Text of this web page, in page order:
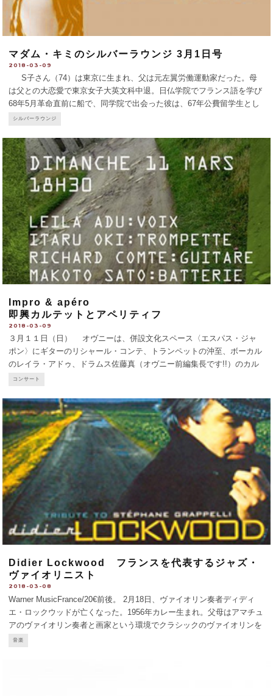
マダム・キミのシルバーラウンジ 3月1日号
2018-03-09
S子さん（74）は東京に生まれ、父は元左翼労働運動家だった。母
は父との大恋愛で東京女子大英文科中退。日仏学院でフランス語を学び
68年5月革命直前に船で、同学院で出会った彼は、67年公費留学生とし
て来仏。パリで数年付き合った後別れる。 来仏1年後に一人息子を出
シルバーラウンジ
Impro & apéro
即興カルテットとアペリティフ
2018-03-09
３月１１日（日） オヴニーは、併設文化スペース〈エスパス・ジャ
ポン〉にギターのリシャール・コンテ、トランペットの沖至、ボーカル
のレイラ・アドゥ、ドラムス佐藤真（オヴニー前編集長です!!）のカル
テットを迎えてコンサート。 レイラ・アドゥはニュージーランド出身
コンサート
Didier Lockwood フランスを代表するジャズ・
ヴァイオリニスト
2018-03-08
Warner MusicFrance/20€前後。 2月18日、ヴァイオリン奏者ディディ
エ・ロックウッドが亡くなった。1956年カレー生まれ。父母はアマチュ
アのヴァイオリン奏者と画家という環境でクラシックのヴァイオリンを
学ぶ。18歳でパリ国立音楽学院入学をけってクリスチャン・ヴァンデー
音楽